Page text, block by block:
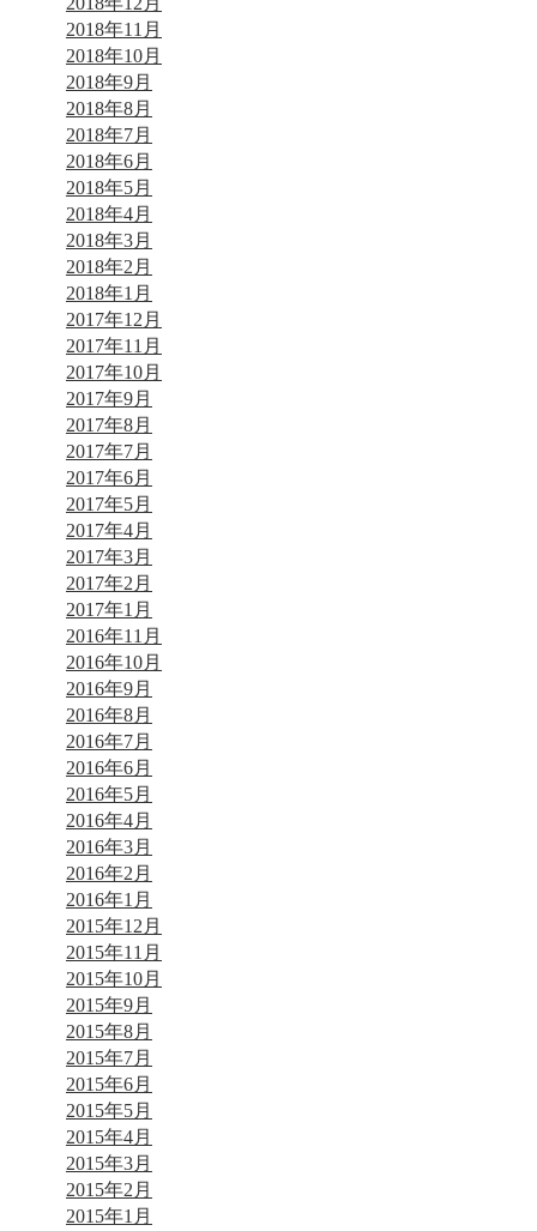
2018年11月
2018年10月
2018年9月
2018年8月
2018年7月
2018年6月
2018年5月
2018年4月
2018年3月
2018年2月
2018年1月
2017年12月
2017年11月
2017年10月
2017年9月
2017年8月
2017年7月
2017年6月
2017年5月
2017年4月
2017年3月
2017年2月
2017年1月
2016年11月
2016年10月
2016年9月
2016年8月
2016年7月
2016年6月
2016年5月
2016年4月
2016年3月
2016年2月
2016年1月
2015年12月
2015年11月
2015年10月
2015年9月
2015年8月
2015年7月
2015年6月
2015年5月
2015年4月
2015年3月
2015年2月
2015年1月